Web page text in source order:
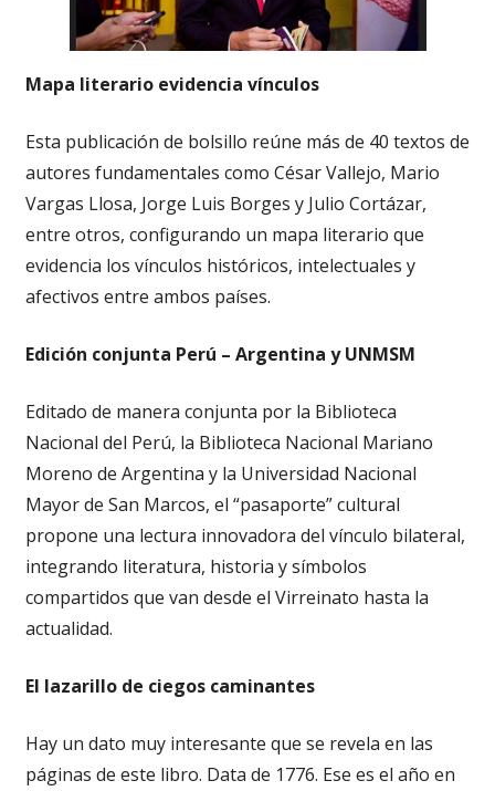
Mapa literario evidencia vínculos
Esta publicación de bolsillo reúne más de 40 textos de
autores fundamentales como César Vallejo, Mario
Vargas Llosa, Jorge Luis Borges y Julio Cortázar,
entre otros, configurando un mapa literario que
evidencia los vínculos históricos, intelectuales y
afectivos entre ambos países.
Edición conjunta Perú – Argentina y UNMSM
Editado de manera conjunta por la Biblioteca
Nacional del Perú, la Biblioteca Nacional Mariano
Moreno de Argentina y la Universidad Nacional
Mayor de San Marcos, el “pasaporte” cultural
propone una lectura innovadora del vínculo bilateral,
integrando literatura, historia y símbolos
compartidos que van desde el Virreinato hasta la
actualidad.
El lazarillo de ciegos caminantes
Hay un dato muy interesante que se revela en las
páginas de este libro. Data de 1776. Ese es el año en